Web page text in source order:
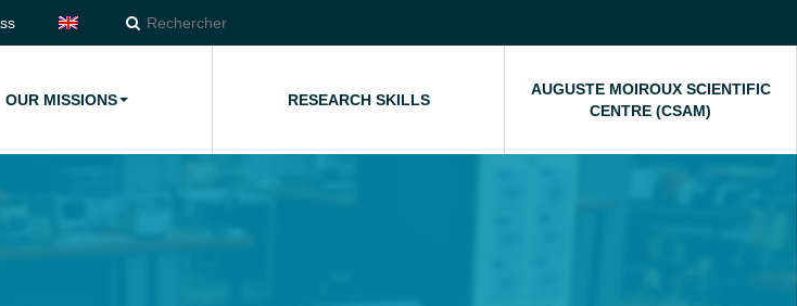
OUR MISSIONS RESEARCH SKILLS
AUGUSTE MOIROUX SCIENTIFIC
CENTRE (CSAM)